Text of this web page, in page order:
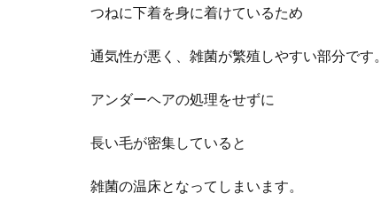
つねに下着を身に着けているため
通気性が悪く、雑菌が繁殖しやすい部分です。
アンダーヘアの処理をせずに
長い毛が密集していると
雑菌の温床となってしまいます。